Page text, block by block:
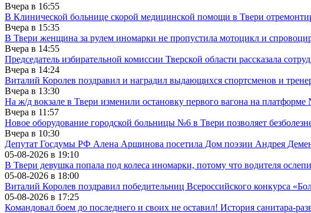
Вчера в 16:55
В Клинической больнице скорой медицинской помощи в Твери
Вчера в 15:35
В Твери женщина за рулем иномарки не пропустила мотоцикл и
Вчера в 14:55
Председатель избирательной комиссии Тверской области рассказала
Вчера в 14:24
Виталий Королев поздравил и наградил выдающихся спортсменов и
Вчера в 13:30
На ж/д вокзале в Твери изменили остановку первого вагона на платформе
Вчера в 11:57
Новое оборудование городской больницы №6 в Твери позволяет
Вчера в 10:30
Депутат Госдумы РФ Алена Аршинова посетила Дом поэзии Андрея
05-08-2026 в 19:10
В Твери девушка попала под колеса иномарки, потому что водителя
05-08-2026 в 18:00
Виталий Королев поздравил победительниц Всероссийского конкурса
05-08-2026 в 17:25
Командовал боем до последнего и своих не оставил! История санитара-